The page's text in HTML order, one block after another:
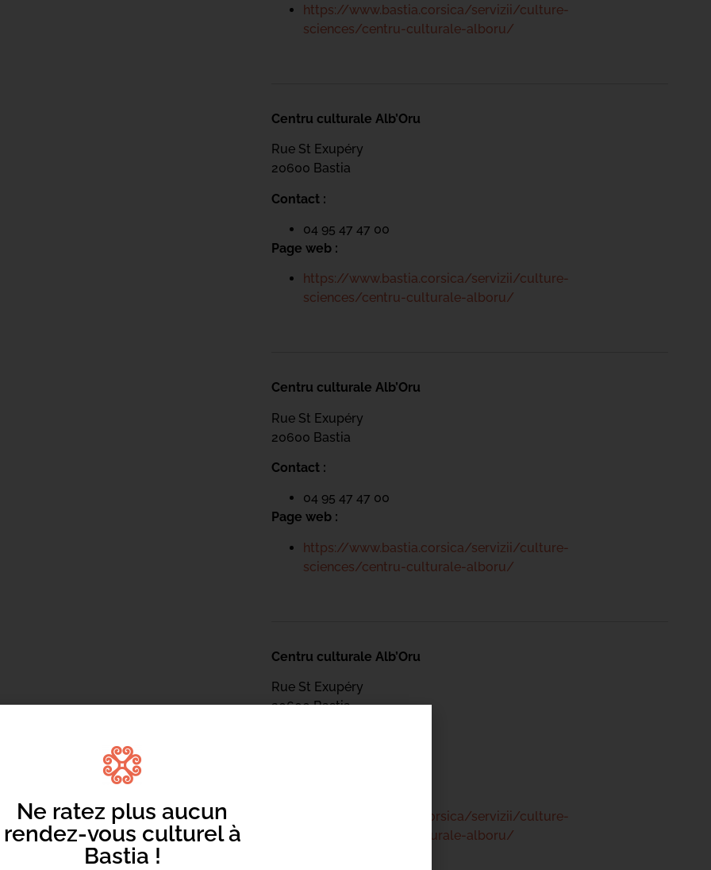
https://www.bastia.corsica/servizii/culture-
sciences/centru-culturale-alboru/
Centru culturale Alb’Oru
Rue St Exupéry
20600 Bastia
Contact :
04 95 47 47 00
Page web :
https://www.bastia.corsica/servizii/culture-
sciences/centru-culturale-alboru/
Centru culturale Alb’Oru
Rue St Exupéry
20600 Bastia
Contact :
04 95 47 47 00
Page web :
https://www.bastia.corsica/servizii/culture-
sciences/centru-culturale-alboru/
Centru culturale Alb’Oru
Rue St Exupéry
20600 Bastia
https://www.bastia.corsica/servizii/culture-
sciences/centru-culturale-alboru/
Ne ratez plus aucun
rendez-vous culturel à
Bastia !